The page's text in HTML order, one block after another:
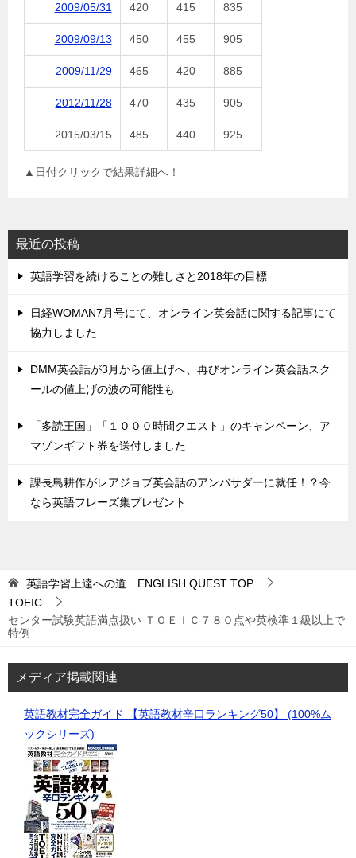
2009/05/31 420 415 835
2009/09/13 450 455 905
2009/11/29 465 420 885
2012/11/28 470 435 905
2015/03/15 485 440 925
▲日付クリックで結果詳細へ！
最近の投稿
英語学習を続けることの難しさと2018年の目標
日経WOMAN7月号にて、オンライン英会話に関する記事にて
協力しました
DMM英会話が3月から値上げへ、再びオンライン英会話スク
ールの値上げの波の可能性も
「多読王国」「１０００時間クエスト」のキャンペーン、ア
マゾンギフト券を送付しました
課長島耕作がレアジョブ英会話のアンバサダーに就任！？今
なら英語フレーズ集プレゼント
英語学習上達への道 ENGLISH QUEST TOP
TOEIC
センター試験英語満点扱い ＴＯＥＩＣ７８０点や英検準１級以上で
特例
メディア掲載関連
英語教材完全ガイド 【英語教材辛口ランキング50】 (100%ム
ックシリーズ)